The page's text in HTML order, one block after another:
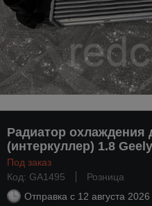
Радиатор охлаждения
(интеркуллер) 1.8
Под заказ
Код: GA1495
Розница
Отправка с 12 августа 2026